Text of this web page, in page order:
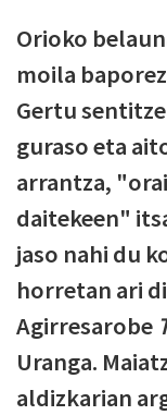
Orioko
moila
Gertu
guraso eta
arrantza,
daitekeen"
jaso nahi du
horretan ari
Agirresarobe
Uranga.
aldizkarian